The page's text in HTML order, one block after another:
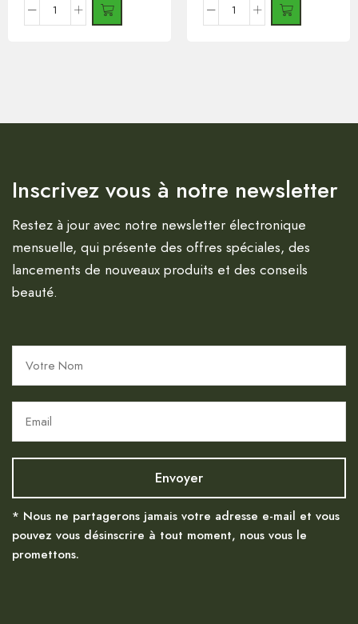
Inscrivez vous à notre newsletter
Restez à jour avec notre newsletter électronique
mensuelle, qui présente des offres spéciales, des
lancements de nouveaux produits et des conseils
beauté.
* Nous ne partagerons jamais votre adresse e-mail et vous
pouvez vous désinscrire à tout moment, nous vous le
promettons.